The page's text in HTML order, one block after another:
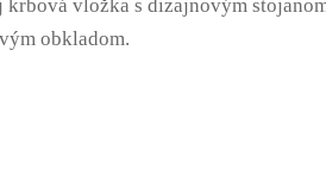
vložka s dizajnovým
obkladom.